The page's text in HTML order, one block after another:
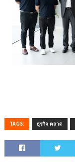
TAGS: ธุรกิจ ตลาด